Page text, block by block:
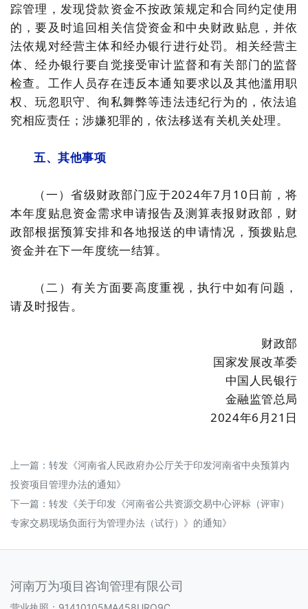
踪管理，发现贷款资金不按政策规定和合同约定使用
的，要及时追回相关信贷资金和中央财政贴息，并依
法依规对经营主体和经办银行进行处罚。相关经营主
体、经办银行要自觉接受审计监督和有关部门的监督
检查。工作人员存在违反本通知要求以及其他滥用职
权、玩忽职守、徇私舞弊等违法违纪行为的，依法追
究相应责任；涉嫌犯罪的，依法移送有关机关处理。
五、其他事项
（一）省级财政部门应于2024年7月10日前，将
本年度贴息资金需求申请报告及测算表报财政部，财
政部根据预算安排和各地报送的申请情况，预拨贴息
资金并在下一年度统一结算。
（二）有关方面要高度重视，执行中如有问题，
请及时报告。
财政部
国家发展改革委
中国人民银行
金融监管总局
2024年6月21日
上一篇： 转发《河南省人民政府办公厅关于印发河南省中央预算内
投资项目管理办法的通知》
下一篇： 转发《关于印发《河南省公共资源交易中心评标（评审）
专家交易现场负面行为管理办法（试行）》的通知》
河南万为项目咨询管理有限公司